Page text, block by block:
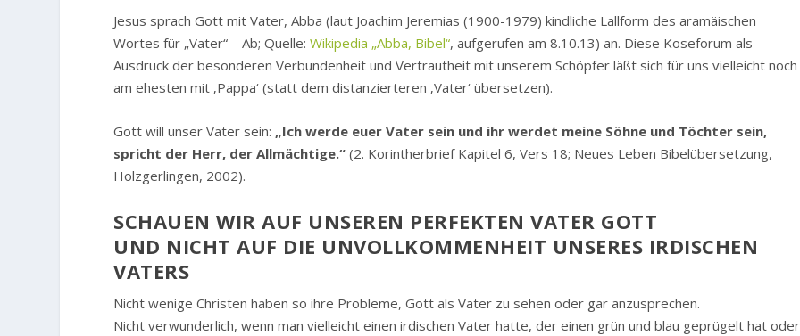
Jesus sprach Gott mit Vater, Abba (laut Joachim Jeremias (1900-1979) kindliche Lallform des aramäischen
Wortes für „Vater“ – Ab; Quelle:Wikipedia „Abba, Bibel“, aufgerufen am 8.10.13) an. Diese Koseforum als
Ausdruck der besonderen Verbundenheit und Vertrautheit mit unserem Schöpfer läßt sich für uns vielleicht noch
am ehesten mit ‚Pappa‘ (statt dem distanzierteren ‚Vater‘ übersetzen).
Gott will unser Vater sein: „Ich werde euer Vater sein und ihr werdet meine Söhne und Töchter sein,
spricht der Herr, der Allmächtige.“ (2. Korintherbrief Kapitel 6, Vers 18; Neues Leben Bibelübersetzung,
Holzgerlingen, 2002).
SCHAUEN WIR AUF UNSEREN PERFEKTEN VATER GOTT
UND NICHT AUF DIE UNVOLLKOMMENHEIT UNSERES IRDISCHEN
VATERS
Nicht wenige Christen haben so ihre Probleme, Gott als Vater zu sehen oder gar anzusprechen.
Nicht verwunderlich, wenn man vielleicht einen irdischen Vater hatte, der einen grün und blau geprügelt hat oder